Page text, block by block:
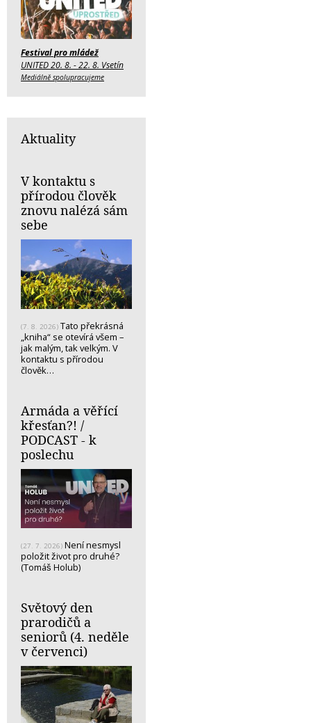
Festival pro mládež
UNITED 20. 8. - 22. 8. Vsetín
Mediálně spolupracujeme
Aktuality
V kontaktu s
přírodou člověk
znovu nalézá sám
sebe
(7. 8. 2026) Tato překrásná
„kniha“ se otevírá všem –
jak malým, tak velkým. V
kontaktu s přírodou
člověk…
Armáda a věřící
křesťan?! /
PODCAST - k
poslechu
(27. 7. 2026) Není nesmysl
položit život pro druhé?
(Tomáš Holub)
Světový den
prarodičů a
seniorů (4. neděle
v červenci)